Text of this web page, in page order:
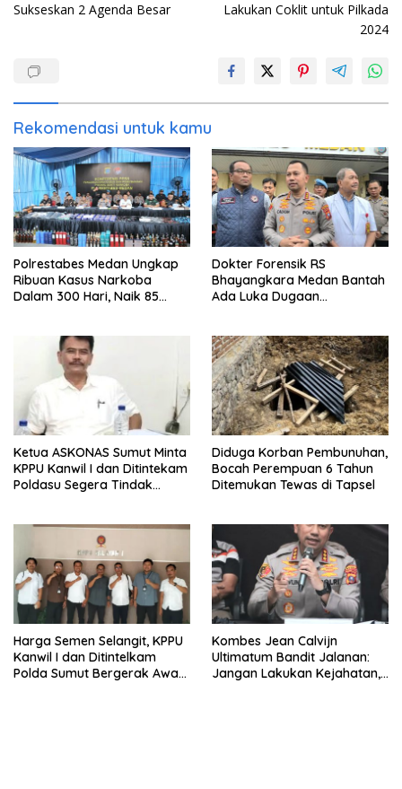
Sukseskan 2 Agenda Besar
Lakukan Coklit untuk Pilkada
2024
Rekomendasi untuk kamu
Polrestabes Medan Ungkap
Ribuan Kasus Narkoba
Dalam 300 Hari, Naik 85
Dokter Forensik RS
Bhayangkara Medan Bantah
Ada Luka Dugaan
Ketua ASKONAS Sumut Minta
KPPU Kanwil I dan Ditintekam
Poldasu Segera Tindak
Diduga Korban Pembunuhan,
Bocah Perempuan 6 Tahun
Ditemukan Tewas di Tapsel
Harga Semen Selangit, KPPU
Kanwil I dan Ditintelkam
Polda Sumut Bergerak Awasi
Kombes Jean Calvijn
Ultimatum Bandit Jalanan:
Jangan Lakukan Kejahatan,